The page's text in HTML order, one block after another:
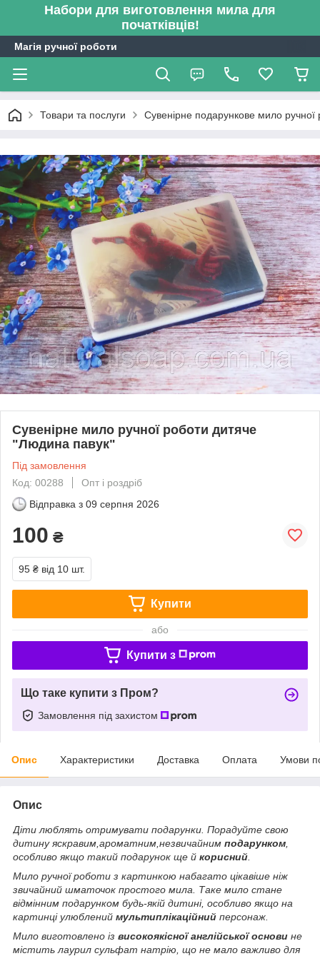
Набори для виготовлення мила для
початківців!
Магія ручної роботи
Товари та послуги Сувенірне подарункове мило ручної
Сувенірне мило ручної роботи дитяче
"Людина павук"
Під замовлення
Код: 00288
Опт і роздріб
Відправка з 09 серпня 2026
100 ₴
95 ₴ від 10 шт.
Купити
або
Купити з
Що таке купити з Пром?
Замовлення під захистом
Опис Характеристики Доставка Оплата Умови
Опис
Діти люблять отримувати подарунки. Порадуйте свою
дитину яскравим,ароматним,незвичайним подарунком
особливо якщо такий подарунок ще й корисний
Мило ручної роботи з картинкою набагато цікавіше ніж
звичайний шматочок простого мила. Таке мило стане
відмінним подарунком будь-якій дитині, особливо якщо на
картинці улюблений мультиплікаційний персонаж.
Мило виготовлено із високоякісної англійської основи не
містить лаурил сульфат натрію, що не мало важливо для